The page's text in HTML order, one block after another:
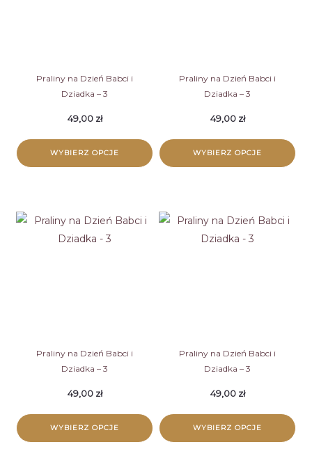
Praliny na Dzień Babci i
Dziadka – 3
49,00 zł
WYBIERZ OPCJE
Praliny na Dzień Babci i
Dziadka – 3
49,00 zł
WYBIERZ OPCJE
Praliny na Dzień Babci i
Dziadka – 3
49,00 zł
WYBIERZ OPCJE
Praliny na Dzień Babci i
Dziadka – 3
49,00 zł
WYBIERZ OPCJE